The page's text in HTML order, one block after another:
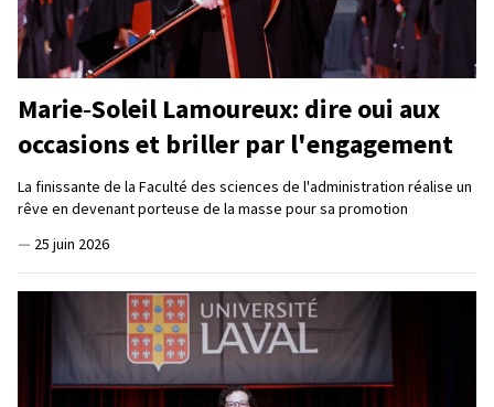
Marie‑Soleil Lamoureux: dire oui aux
occasions et briller par l'engagement
La finissante de la Faculté des sciences de l'administration réalise un
rêve en devenant porteuse de la masse pour sa promotion
— 25 juin 2026